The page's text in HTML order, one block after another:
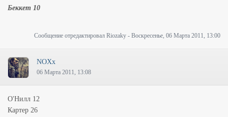
Беккет 10
Сообщение отредактировал Riozaky - Воскресенье, 06 Марта 2011, 13:00
NOXx
06 Марта 2011, 13:08
О'Нилл 12
Картер 26